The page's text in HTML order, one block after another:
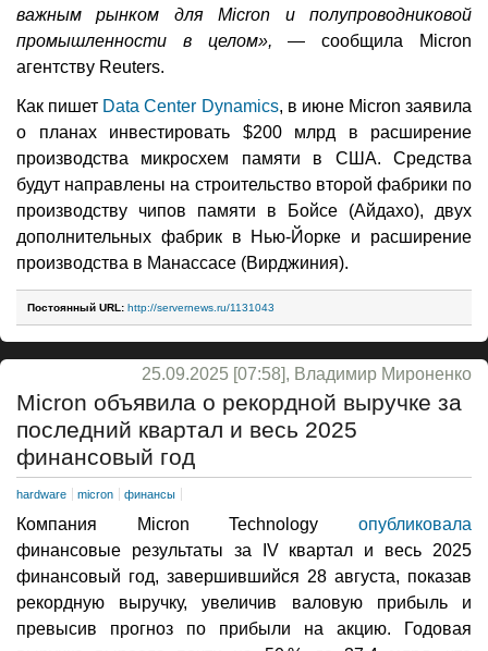
важным рынком для Micron и полупроводниковой
промышленности в целом», — сообщила Micron
агентству Reuters.
Как пишет Data Center Dynamics, в июне Micron заявила
о планах инвестировать $200 млрд в расширение
производства микросхем памяти в США. Средства
будут направлены на строительство второй фабрики по
производству чипов памяти в Бойсе (Айдахо), двух
дополнительных фабрик в Нью-Йорке и расширение
производства в Манассасе (Вирджиния).
Постоянный URL: http://servernews.ru/1131043
25.09.2025 [07:58], Владимир Мироненко
Micron объявила о рекордной выручке за
последний квартал и весь 2025
финансовый год
hardware micron финансы
Компания Micron Technology опубликовала
финансовые результаты за IV квартал и весь 2025
финансовый год, завершившийся 28 августа, показав
рекордную выручку, увеличив валовую прибыль и
превысив прогноз по прибыли на акцию. Годовая